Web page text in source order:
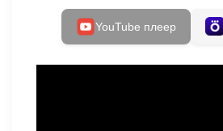
YouTube плеер